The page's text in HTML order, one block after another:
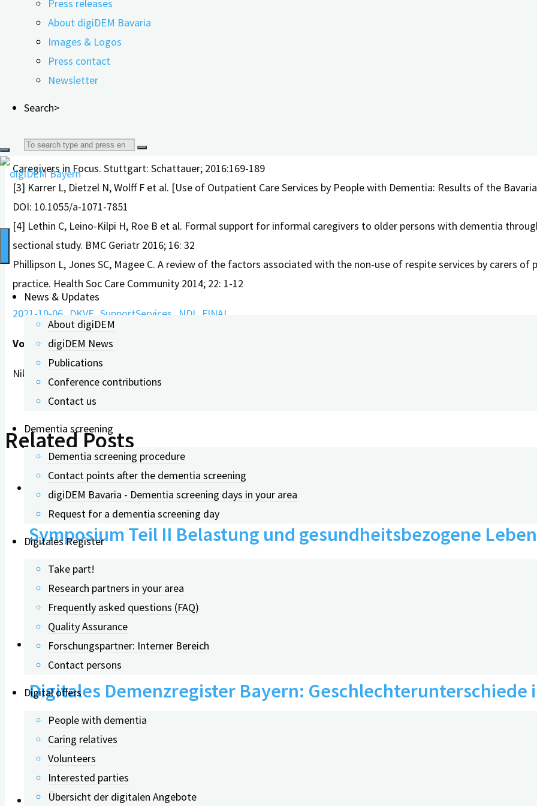
Press releases
About digiDEM Bavaria
Images & Logos
Press contact
Newsletter
Search>
Search
for:
News & Updates
About digiDEM
digiDEM News
Publications
Conference contributions
Contact us
Dementia screening
Dementia screening procedure
Contact points after the dementia screening
digiDEM Bavaria - Dementia screening days in your area
Request for a dementia screening day
Digitales Register
Take part!
Research partners in your area
Frequently asked questions (FAQ)
Quality Assurance
Forschungspartner: Interner Bereich
Contact persons
Digital offers
People with dementia
Caring relatives
Volunteers
Interested parties
Übersicht der digitalen Angebote
Praktische Implikationen:
deren pA entsprechen. Dazu sind empirische Daten zu den Bedarfen der MmD und deren pA hinsichtlich
[2] Graessel E, Behrndt EM. Strains and relief services for informal caregivers. In: Jacobs K, Kuhlmey A, Greß S,
Caregivers in Focus. Stuttgart: Schattauer; 2016:169-189
[3] Karrer L, Dietzel N, Wolff F et al. [Use of Outpatient Care Services by People with Dementia: Results of the
DOI: 10.1055/a-1071-7851
[4] Lethin C, Leino-Kilpi H, Roe B et al. Formal support for informal caregivers to older persons with dementia
sectional study. BMC Geriatr 2016; 16: 32
Phillipson L, Jones SC, Magee C. A review of the factors associated with the non-use of respite services by carers
practice. Health Soc Care Community 2014; 22: 1-12
2021-10-06_DKVF_SupportServices_NDI_FINAL
Vortragvorgestellt auf dem 20. Deutscher Kongress für Versorgungsforschung am 06.10.2021
Nikolas Dietzel, Lara Kürten, Sebastian Meuer, Dorothee Klaas-Ickler, Markus Hladik, Christina Chmelirsch, Elmar
Related Posts
Symposium Teil II Belastung und gesundheitsbezogene
Angehöriger
01.10.2022
Digitales Demenzregister Bayern: Geschlechterunterschiede
Menschen mit kognitiven Beeinträchtigungen